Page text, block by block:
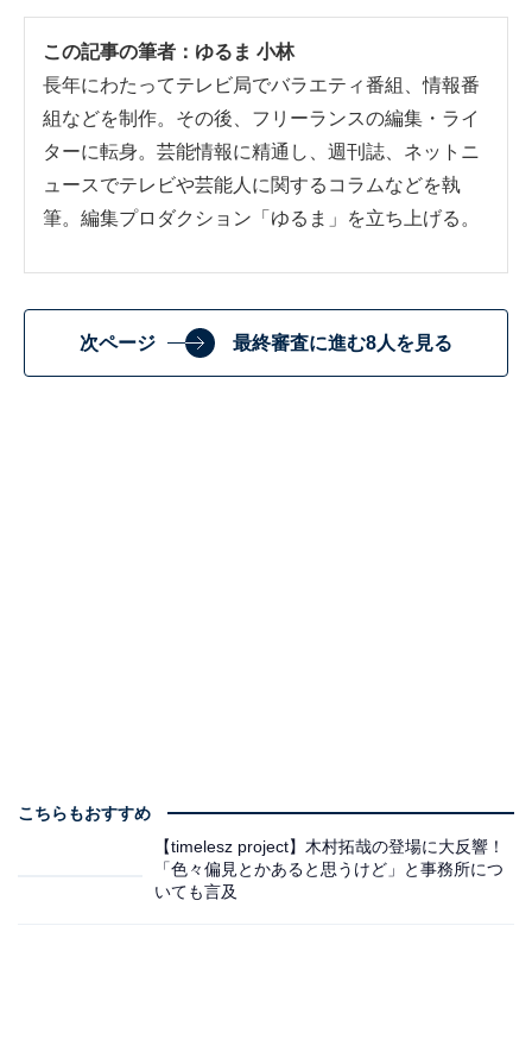
この記事の筆者： ゆるま 小林
長年にわたってテレビ局でバラエティ番組、情報番
組などを制作。その後、フリーランスの編集・ライ
ターに転身。芸能情報に精通し、週刊誌、ネットニ
ュースでテレビや芸能人に関するコラムなどを執
筆。編集プロダクション「ゆるま」を立ち上げる。
次ページ 最終審査に進む8人を見る
こちらもおすすめ
【timelesz project】木村拓哉の登場に大反響！
「色々偏見とかあると思うけど」と事務所につ
いても言及